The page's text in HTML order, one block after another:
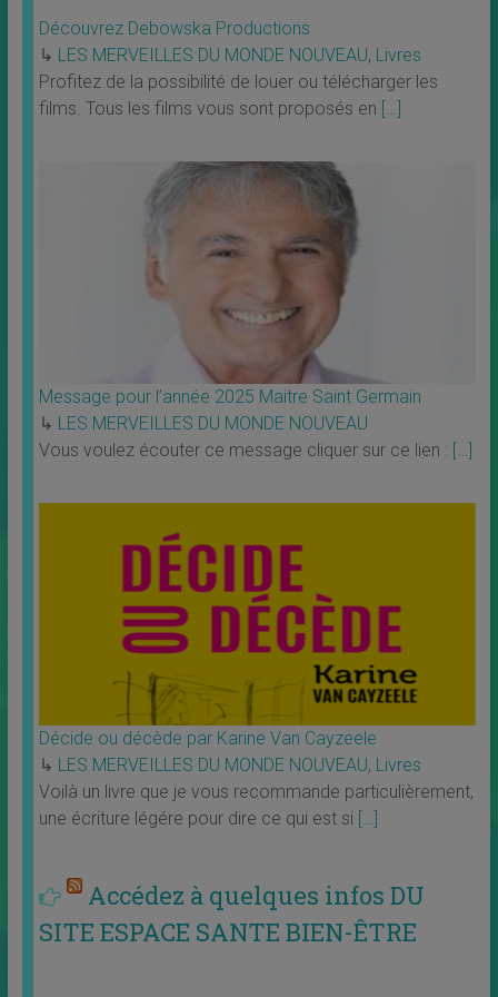
Découvrez Debowska Productions
↳ LES MERVEILLES DU MONDE NOUVEAU, Livres
Profitez de la possibilité de louer ou télécharger les
films. Tous les films vous sont proposés en […]
Message pour l’année 2025 Maitre Saint Germain
↳ LES MERVEILLES DU MONDE NOUVEAU
Vous voulez écouter ce message cliquer sur ce lien : […]
Décide ou décède par Karine Van Cayzeele
↳ LES MERVEILLES DU MONDE NOUVEAU, Livres
Voilà un livre que je vous recommande particulièrement,
une écriture légére pour dire ce qui est si […]
Accédez à quelques infos DU
SITE ESPACE SANTE BIEN-ÊTRE